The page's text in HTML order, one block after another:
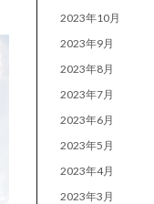
2023年10月
2023年9月
2023年8月
2023年7月
2023年6月
2023年5月
2023年4月
2023年3月